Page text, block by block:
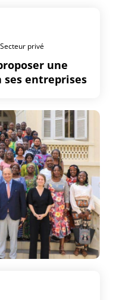
Secteur privé
une
entreprises